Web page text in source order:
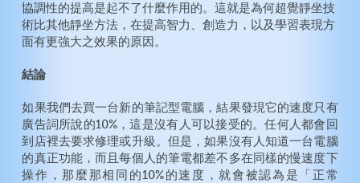
協調性的提高是起不了什麼作用的。這就是為何超覺靜坐技
術比其他靜坐方法，在提高智力、創造力，以及學習表現方
面有更強大之效果的原因。
結論
如果我們去買一台新的筆記型電腦，結果發現它的速度只有
廣告詞所說的10%，這是沒有人可以接受的。任何人都會回
到店裡去要求修理或升級。但是，如果沒有人知道一台電腦
的真正功能，而且每個人的筆電都差不多在同樣的慢速度下
操作，那麼那相同的10%的速度，就會被認為是「正常